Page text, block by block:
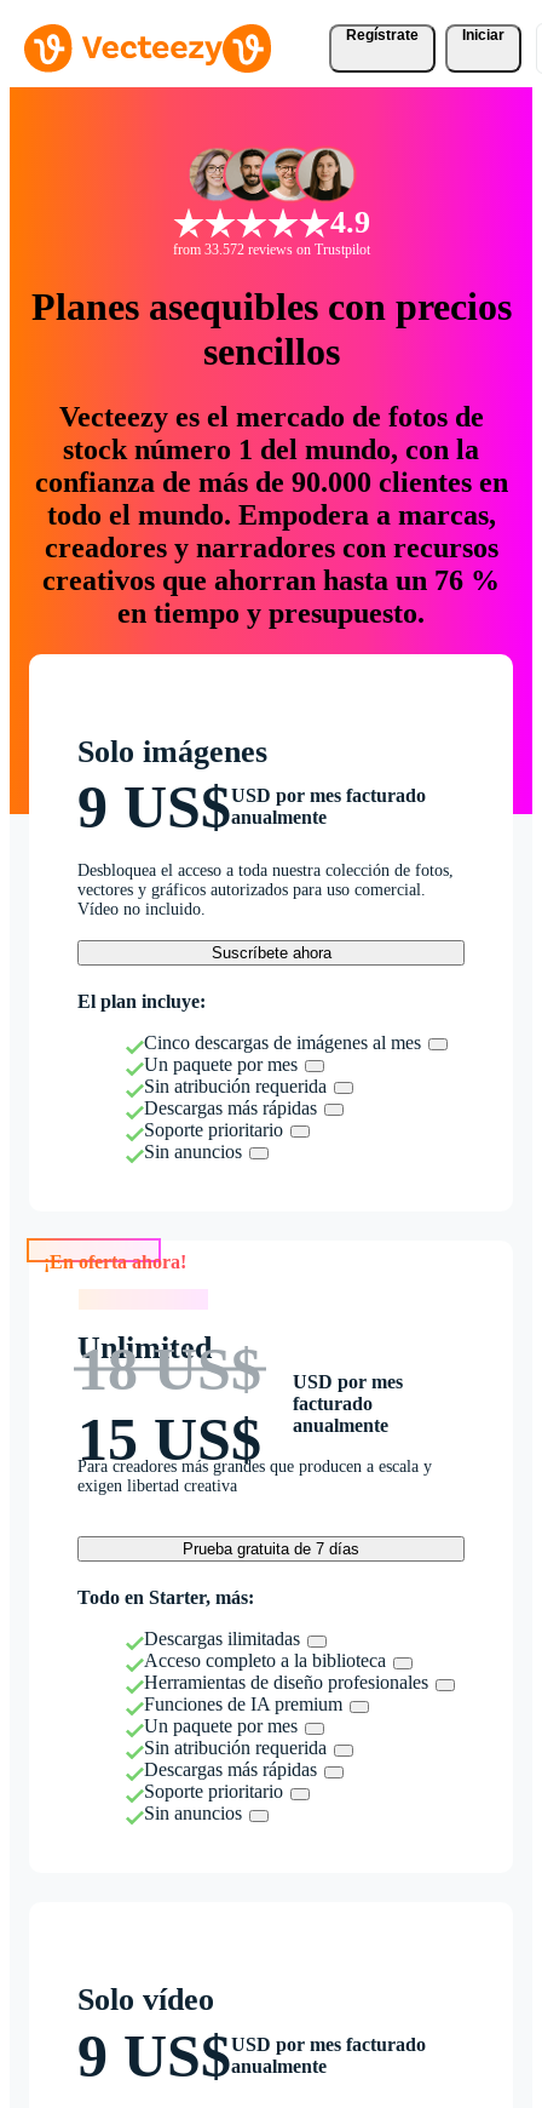
Regístrate Iniciar
4.9
from 33.572 reviews on Trustpilot
Planes asequibles con precios
sencillos
Vecteezy es el mercado de fotos de
stock número 1 del mundo, con la
confianza de más de 90.000 clientes en
todo el mundo. Empodera a marcas,
creadores y narradores con recursos
creativos que ahorran hasta un 76 %
en tiempo y presupuesto.
Solo imágenes
9 US$USD por mes facturado
anualmente
Desbloquea el acceso a toda nuestra colección de fotos,
vectores y gráficos autorizados para uso comercial.
Vídeo no incluido.
Suscríbete ahora
El plan incluye:
Cinco descargas de imágenes al mes
Un paquete por mes
Sin atribución requerida
Descargas más rápidas
Soporte prioritario
Sin anuncios
Unlimited
18 US$
15 US$
USD por mes
facturado
anualmente
Para creadores más grandes que producen a escala y
exigen libertad creativa
Prueba gratuita de 7 días
Todo en Starter, más:
Descargas ilimitadas
Acceso completo a la biblioteca
Herramientas de diseño profesionales
Funciones de IA premium
Un paquete por mes
Sin atribución requerida
Descargas más rápidas
Soporte prioritario
Sin anuncios
Solo vídeo
9 US$USD por mes facturado
anualmente